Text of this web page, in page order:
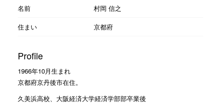
名前
村岡 信之
住まい
京都府
Profile
1966年10月生まれ
京都府京丹後市在住。
久美浜高校、大阪経済大学経済学部部卒業後